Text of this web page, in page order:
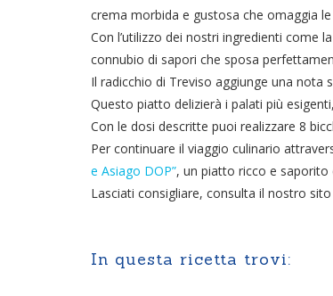
crema morbida e gustosa che omaggia
Con l’utilizzo dei nostri ingredienti come la
connubio di sapori che sposa
Il radicchio di Treviso aggiunge una nota
Questo piatto delizierà i palati più
Con le dosi descritte puoi realizzare 8
Per continuare il viaggio culinario
e Asiago DOP”, un piatto ricco e saporito
Lasciati consigliare, consulta il nostro
In questa ricetta trovi: